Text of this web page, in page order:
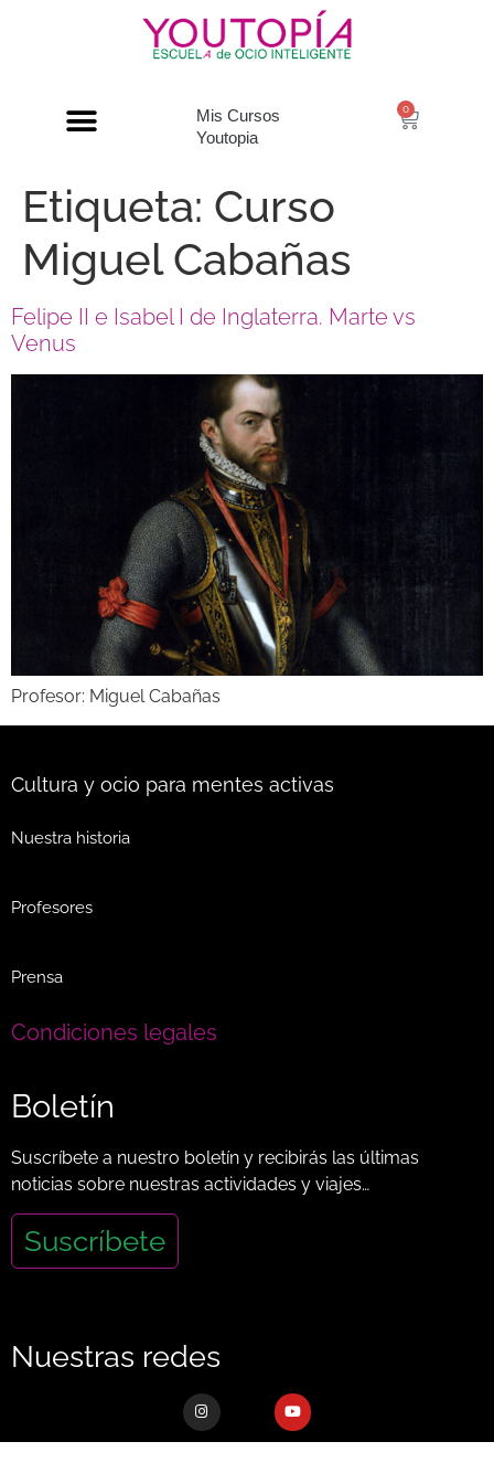
Mis Cursos
Youtopia
0
Etiqueta: Curso
Miguel Cabañas
Felipe II e Isabel I de Inglaterra. Marte vs
Venus
Profesor: Miguel Cabañas
Cultura y ocio para mentes activas
Nuestra historia
Profesores
Prensa
Condiciones legales
Boletín
Suscríbete a nuestro boletín y recibirás las últimas
noticias sobre nuestras actividades y viajes…
Suscríbete
Nuestras redes